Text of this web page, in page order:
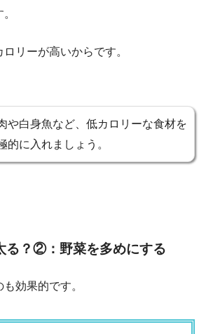
リーが高いからです。
や白身魚など、低カロリーな食材を
的に入れましょう。
る？②：野菜を多めにする
も効果的です。